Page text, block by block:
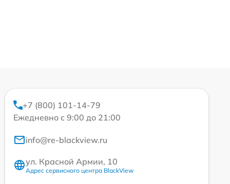
+7 (800) 101-14-79
Ежедневно с 9:00 до 21:00
info@re-blackview.ru
ул. Красной Армии, 10
Адрес сервисного центра BlackView